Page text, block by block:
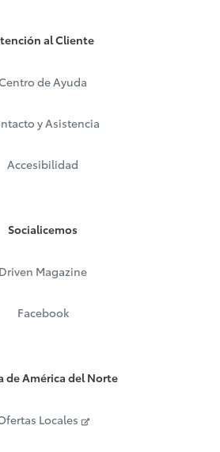
al Cliente
Centro de Ayuda
y Asistencia
Accesibilidad
Socialicemos
Driven Magazine
Facebook
de América del Norte
Locales